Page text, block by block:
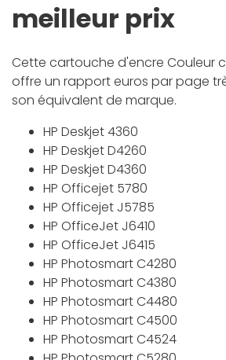
meilleur prix
Cette cartouche d'encre Couleur
offre un rapport euros par page
son équivalent de marque.
HP Deskjet 4360
HP Deskjet D4260
HP Deskjet D4360
HP Officejet 5780
HP Officejet J5785
HP OfficeJet J6410
HP OfficeJet J6415
HP Photosmart C4280
HP Photosmart C4380
HP Photosmart C4480
HP Photosmart C4500
HP Photosmart C4524